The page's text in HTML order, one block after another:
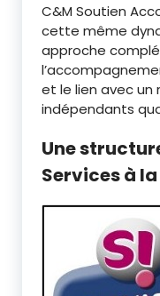
C&M Soutien
cette même
approche
et le lien avec un
indépendants
Une
Services à